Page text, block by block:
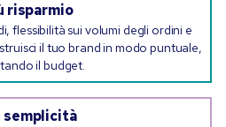
risparmio
flessibilità sui volumi degli ordini e
il tuo brand in modo puntuale,
il budget.
semplicità